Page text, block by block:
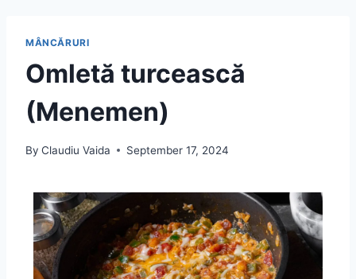
MÂNCĂRURI
Omletă turcească
(Menemen)
By Claudiu Vaida September 17, 2024